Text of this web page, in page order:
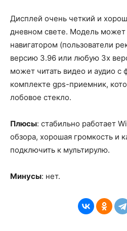
Дисплей очень четкий и
дневном свете. Модель может
навигатором (пользователи
версию 3.96 или любую 3х
может читать видео и аудио
комплекте gps-приемник,
лобовое стекло.
Плюсы: стабильно работает
обзора, хорошая громкость и
подключить к мультирулю.
Минусы: нет.